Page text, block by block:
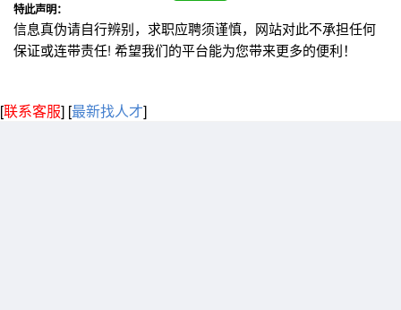
特此声明：
信息真伪请自行辨别，求职应聘须谨慎，网站对此不承担任何
保证或连带责任! 希望我们的平台能为您带来更多的便利！
[联系客服] [最新找人才]